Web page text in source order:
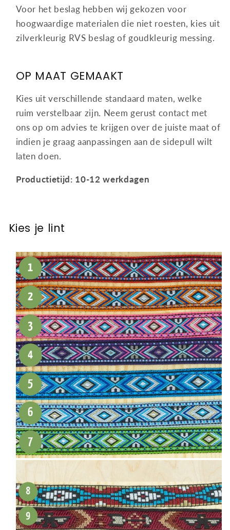
Voor het beslag hebben wij gekozen voor
hoogwaardige materialen die niet roesten, kies uit
zilverkleurig RVS beslag of goudkleurig messing.
OP MAAT GEMAAKT
Kies uit verschillende standaard maten, welke
ruim verstelbaar zijn. Neem gerust contact met
ons op om advies te krijgen over de juiste maat of
indien je graag aanpassingen aan de sidepull wilt
laten doen.
Productietijd: 10-12 werkdagen
Kies je lint